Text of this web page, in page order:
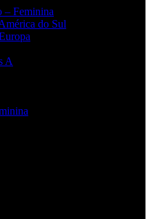
– Feminina
do Sul
A